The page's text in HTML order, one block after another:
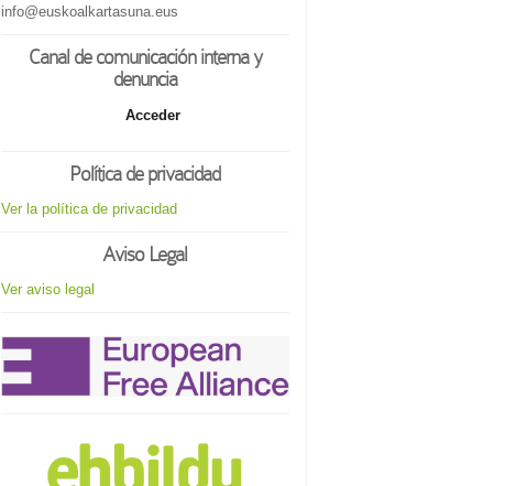
info@euskoalkartasuna.eus
Canal de comunicación interna y
denuncia
Acceder
Política de privacidad
Ver la política de privacidad
Aviso Legal
Ver aviso legal